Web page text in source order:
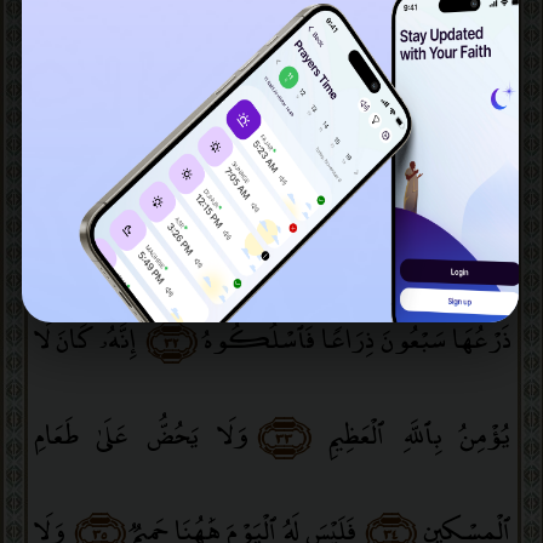
وَلَمْ أَدْرِ مَا حِسَابِيَهْ يَٰلَيْتَهَا كَانَتِ ٱلْقَاضِيَةَ
مَآ أَغْنَىٰ عَنِّى مَالِيَهْۜ ﴿٢٨﴾ هَلَكَ عَنِّى سُلْطَٰنِيَهْ
خُذُوهُ فَغُلُّوهُ ثُمَّ ٱلْجَحِيمَ صَلُّوهُ ﴿٣١﴾ ثُمَّ فِى سِلْسِلَةٍۢ
ذَرْعُهَا سَبْعُونَ ذِرَاعًۭا فَٱسْلُكُوهُ ﴿٣٢﴾ إِنَّهُۥ كَانَ لَا
يُؤْمِنُ بِٱللَّهِ ٱلْعَظِيمِ ﴿٣٣﴾ وَلَا يَحُضُّ عَلَىٰ طَعَامِ
ٱلْمِسْكِينِ ﴿٣٤﴾ فَلَيْسَ لَهُ ٱلْيَوْمَ هَٰهُنَا حَمِيمٌۭ ﴿٣٥﴾ وَلَا